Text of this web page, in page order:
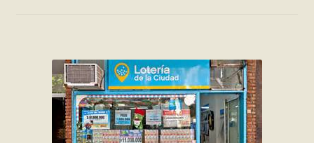
Contact
Finalizar compra